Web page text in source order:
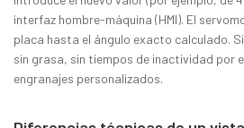
interfaz hombre-máquina (HMI). El
placa hasta el ángulo exacto calculado.
sin grasa, sin tiempos de inactividad por
engranajes personalizados.